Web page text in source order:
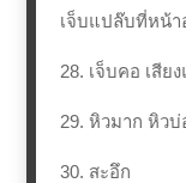
เจ็บแปล๊บที่หน้า
28. เจ็บคอ เสีย
29. หิวมาก หิว
30. สะอึก